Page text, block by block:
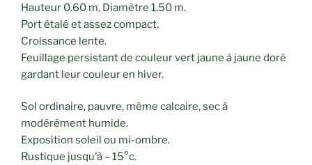
Hauteur 0.60 m. Diamètre 1.50 m.
Port étalé et assez compact.
Croissance lente.
Feuillage persistant de couleur vert jaune à jaune doré
gardant leur couleur en hiver.
Sol ordinaire, pauvre, même calcaire, sec à
modérément humide.
Exposition soleil ou mi-ombre.
Rustique jusqu’à – 15°c.